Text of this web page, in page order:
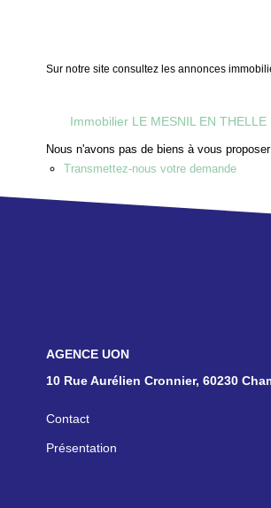
Sur notre site consultez les annonces
Immobilier LE MESNIL EN THELLE
Nous n'avons pas de biens à vous
Transmettez-nous votre demande
NOS AGENCES
10 Rue Aurélien Cronnier, 60230
Contact
Présentation